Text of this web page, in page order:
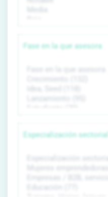
Fase en la que asesora
Especialización sectorial